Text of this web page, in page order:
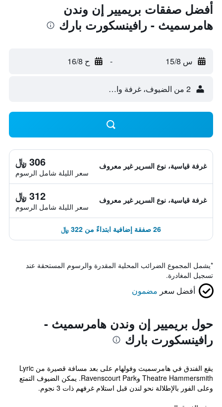
أفضل صفقات بريميير إن وندن
هامرسميث - رافينسكورت بارك
س 15/8 - ح 16/8
2 من الضيوف، غرفة واحدة
غرفة قياسية، نوع السرير غير معروف 306 ﷼
سعر الليلة شامل الرسوم
غرفة قياسية، نوع السرير غير معروف 312 ﷼
سعر الليلة شامل الرسوم
26 صفقة إضافية ابتداءً من 322 ﷼
*يشمل المجموع الضرائب المحلية المقدرة والرسوم المستحقة عند
تسجيل المغادرة.
أفضل سعر مضمون
حول بريميير إن وندن هامرسميث -
رافينسكورت بارك
يقع الفندق في هامرسميث وفولهام على بعد مسافة قصيرة من Lyric
Theatre Hammersmith وRavenscourt Park. يمكن الضيوف التمتع
وعلى الفور بالإطلالة نحو لندن قبل استلام غرفهم ذات 3 نجوم.